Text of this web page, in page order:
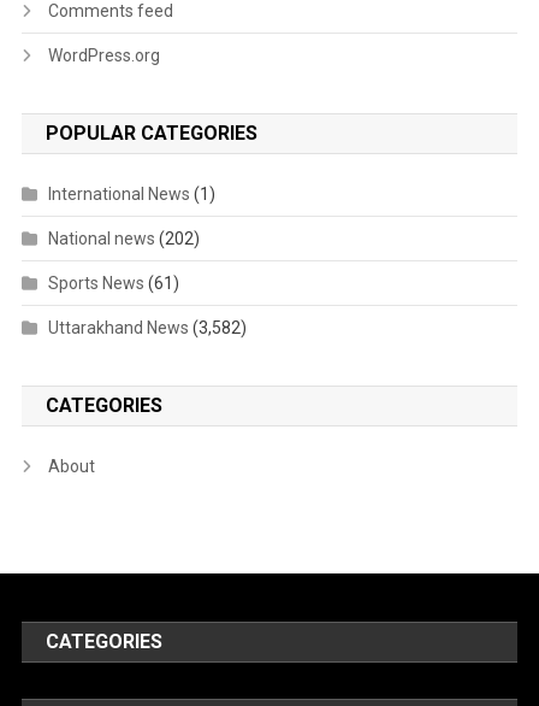
Comments feed
WordPress.org
POPULAR CATEGORIES
International News (1)
National news (202)
Sports News (61)
Uttarakhand News (3,582)
CATEGORIES
About
CATEGORIES